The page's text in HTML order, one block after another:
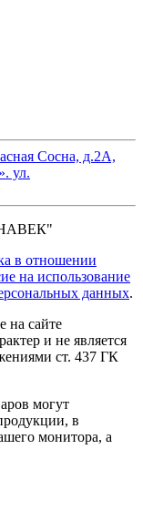
Сосна, д.2А,
ул.
в отношении
на использование
данных.
на сайте
и не является
ст. 437 ГК
могут
в
монитора, а